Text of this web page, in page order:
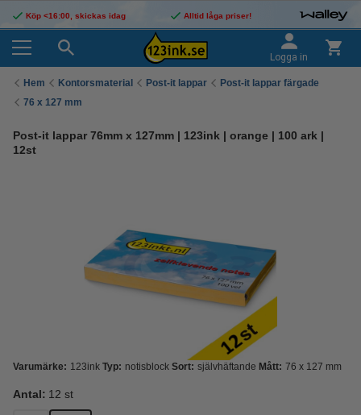
Köp <16:00, skickas idag Alltid låga priser!
Logga in
Hem Kontorsmaterial Post-it lappar
Post-it lappar färgade
76 x 127 mm
Post-it lappar 76mm x 127mm | 123ink | orange | 100 ark |
12st
Varumärke: 123ink Typ: notisblock Sort: självhäftande Mått: 76 x 127 mm
Antal: 12 st